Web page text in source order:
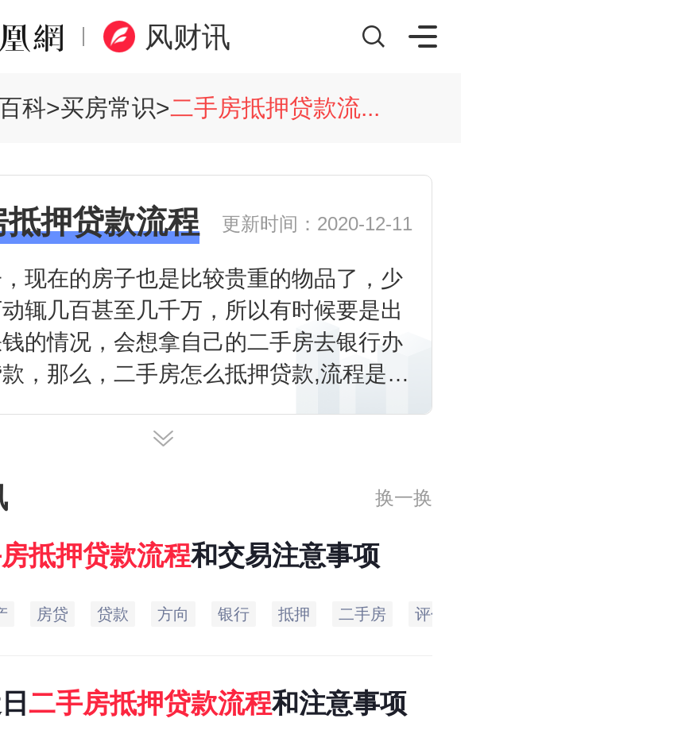
风财讯
科>买房常识>二手房抵押贷款流...
抵押贷款流程 更新时间：2020-12-11
现在的房子也是比较贵重的物品了，少
辄几百甚至几千万，所以有时候要是出
的情况，会想拿自己的二手房去银行办
，那么，二手房怎么抵押贷款,流程是什
换一换
抵押贷款流程和交易注意事项
房贷 贷款 方向 银行 抵押 二手房 评估
二手房抵押贷款流程和注意事项